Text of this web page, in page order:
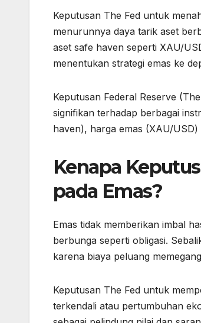
Keputusan The Fed untuk
menurunnya daya tarik aset
aset safe haven seperti XAU/
menentukan strategi emas ke
Keputusan Federal Reserve
signifikan terhadap berbagai
haven), harga emas (XAU/
Kenapa
pada Emas?
Emas tidak memberikan imbal
berbunga seperti obligasi.
karena biaya peluang
Keputusan The Fed untuk
terkendali atau pertumbuhan